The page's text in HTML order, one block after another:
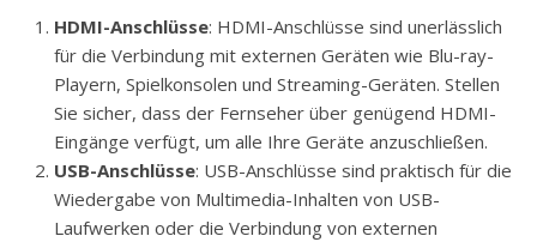
HDMI-Anschlüsse: HDMI-Anschlüsse sind unerlässlich
für die Verbindung mit externen Geräten wie Blu-ray-
Playern, Spielkonsolen und Streaming-Geräten. Stellen
Sie sicher, dass der Fernseher über genügend HDMI-
Eingänge verfügt, um alle Ihre Geräte anzuschließen.
USB-Anschlüsse: USB-Anschlüsse sind praktisch für die
Wiedergabe von Multimedia-Inhalten von USB-
Laufwerken oder die Verbindung von externen